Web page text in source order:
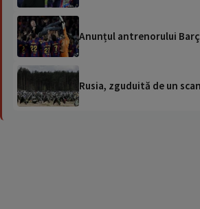
Anunțul antrenorului
Rusia, zguduită de un